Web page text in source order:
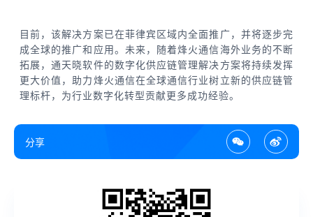
目前，该解决方案已在菲律宾区域内全面推广，并将逐步完
成全球的推广和应用。未来，随着烽火通信海外业务的不断
拓展，通天晓软件的数字化供应链管理解决方案将持续发挥
更大价值，助力烽火通信在全球通信行业树立新的供应链管
理标杆，为行业数字化转型贡献更多成功经验。
分享